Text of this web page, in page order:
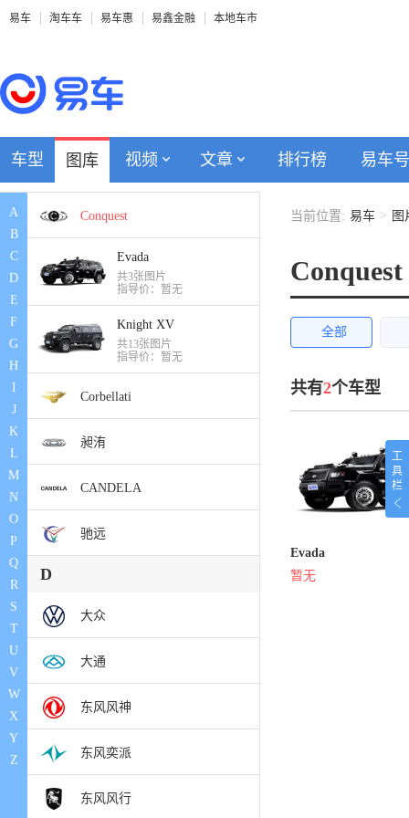
易车 淘车车 易车惠 易鑫金融 本地车市
车型 图库 视频 文章 排行榜 易车号
A
B
C
D
E
F
G
H
I
J
K
L
M
N
O
P
Q
R
S
T
U
V
W
X
Y
Z
Caterham
Continental
Conquest
Evada
共3张图片
指导价：暂无
Knight XV
共13张图片
指导价：暂无
Corbellati
昶洧
CANDELA
驰远
D
大众
大通
东风风神
东风奕派
东风风行
当前位置: 易车 > 图
Conquest
全部
共有2个车型
Evada
暂无
工
具
栏